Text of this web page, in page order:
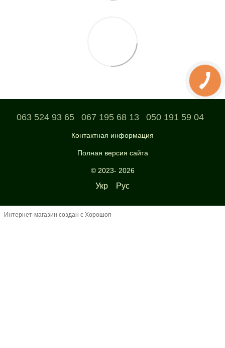
063 524 93 65 067 195 68 13 050 191 59 04
Контактная информация
Полная версия сайта
© 2023- 2026
Укр Рус
Интернет-магазин создан с Хорошоп